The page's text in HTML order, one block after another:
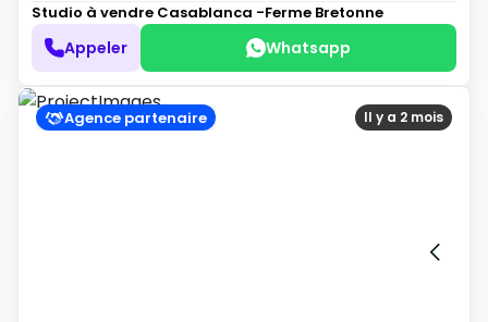
Studio à vendre Casablanca -Ferme Bretonne
Appeler Whatsapp
Il y a 2 mois
Agence partenaire